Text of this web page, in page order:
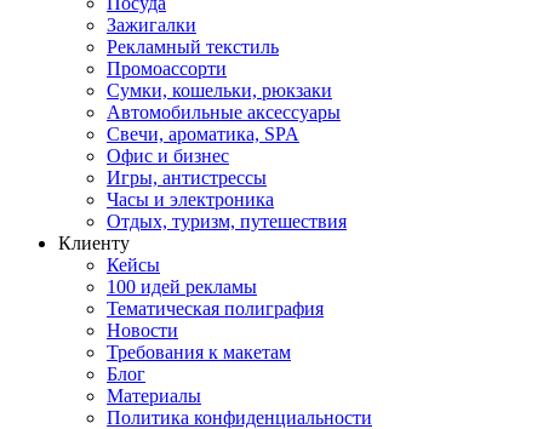
Зажигалки
Рекламный текстиль
Промоассорти
Сумки, кошельки, рюкзаки
Автомобильные аксессуары
Свечи, ароматика, SPA
Офис и бизнес
Игры, антистрессы
Часы и электроника
Отдых, туризм, путешествия
Клиенту
Кейсы
100 идей рекламы
Тематическая полиграфия
Новости
Требования к макетам
Блог
Материалы
Политика конфиденциальности